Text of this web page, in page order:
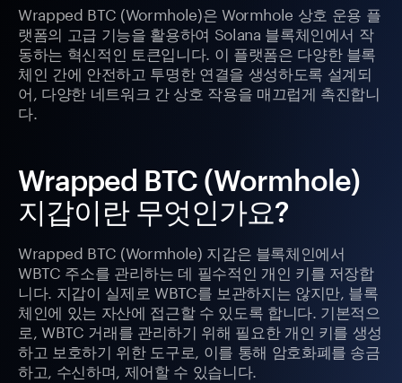
Wrapped BTC (Wormhole)은 Wormhole 상호 운용 플
랫폼의 고급 기능을 활용하여 Solana 블록체인에서 작
동하는 혁신적인 토큰입니다. 이 플랫폼은 다양한 블록
체인 간에 안전하고 투명한 연결을 생성하도록 설계되
어, 다양한 네트워크 간 상호 작용을 매끄럽게 촉진합니
다.
Wrapped BTC (Wormhole)
지갑이란 무엇인가요?
Wrapped BTC (Wormhole) 지갑은 블록체인에서
WBTC 주소를 관리하는 데 필수적인 개인 키를 저장합
니다. 지갑이 실제로 WBTC를 보관하지는 않지만, 블록
체인에 있는 자산에 접근할 수 있도록 합니다. 기본적으
로, WBTC 거래를 관리하기 위해 필요한 개인 키를 생성
하고 보호하기 위한 도구로, 이를 통해 암호화폐를 송금
하고, 수신하며, 제어할 수 있습니다.